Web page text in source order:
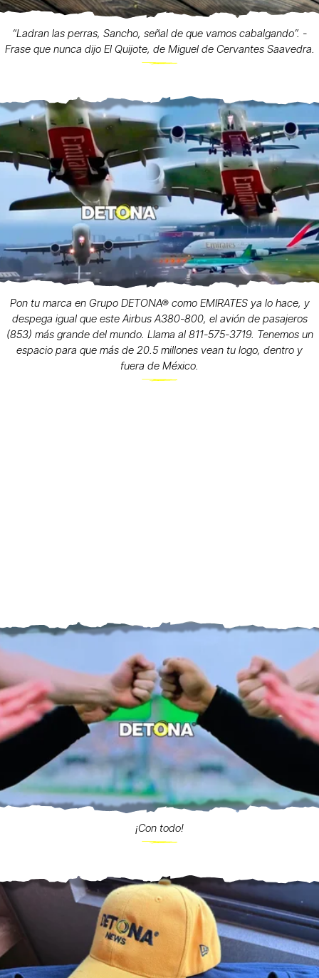
“Ladran las perras, Sancho, señal de que vamos cabalgando”. -
Frase que nunca dijo El Quijote, de Miguel de Cervantes Saavedra.
Pon tu marca en Grupo DETONA® como EMIRATES ya lo hace, y
despega igual que este Airbus A380-800, el avión de pasajeros
(853) más grande del mundo. Llama al 811-575-3719. Tenemos un
espacio para que más de 20.5 millones vean tu logo, dentro y
fuera de México.
¡Con todo!